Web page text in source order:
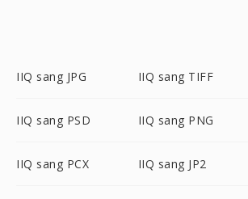
IIQ sang JPG IIQ sang TIFF
IIQ sang PSD IIQ sang PNG
IIQ sang PCX IIQ sang JP2